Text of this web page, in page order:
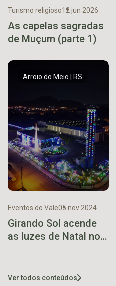
Turismo religioso12 jun 2026
As capelas sagradas
de Muçum (parte 1)
Arroio do Meio | RS
Eventos do Vale05 nov 2024
Girando Sol acende
as luzes de Natal no
Ver todos conteúdos